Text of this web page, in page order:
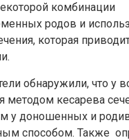
комбинации
родов и
которая
обнаружили, что у
методом кесарева
у доношенных и
способом. Также